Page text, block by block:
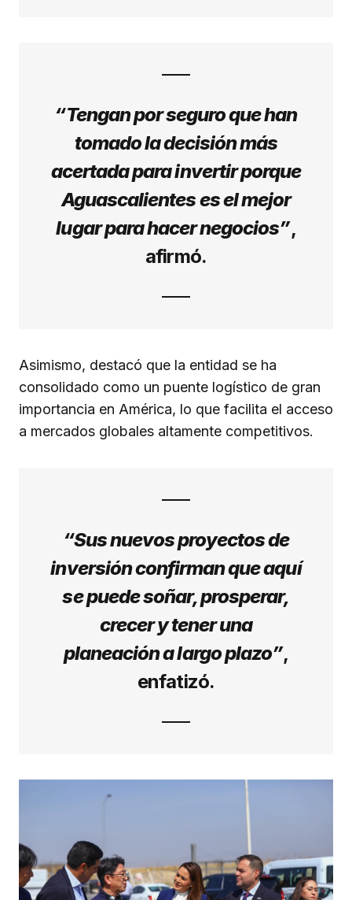
“Tengan por seguro que han
tomado la decisión más
acertada para invertir porque
Aguascalientes es el mejor
lugar para hacer negocios”,
afirmó.
Asimismo, destacó que la entidad se ha
consolidado como un puente logístico de gran
importancia en América, lo que facilita el acceso
a mercados globales altamente competitivos.
“Sus nuevos proyectos de
inversión confirman que aquí
se puede soñar, prosperar,
crecer y tener una
planeación a largo plazo”,
enfatizó.